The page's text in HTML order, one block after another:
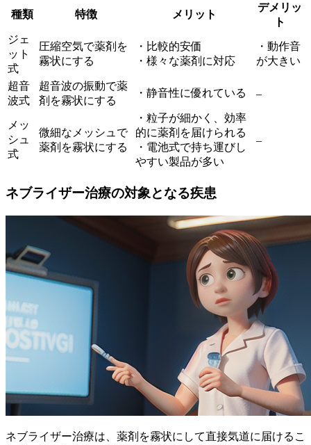
種類 特徴 メリット
デメリッ
ト
ジェ
ット
式
圧縮空気で薬剤を
霧状にする
・比較的安価
・様々な薬剤に対応
・動作音
が大きい
超音
波式
超音波の振動で薬
剤を霧状にする
・静音性に優れている –
メッ
シュ
式
微細なメッシュで
薬剤を霧状にする
・粒子が細かく、効率
的に薬剤を届けられる
・電池式で持ち運びし
やすい製品が多い
–
ネブライザー治療の対象となる疾患
ネブライザー治療は、薬剤を霧状にして直接気道に届けるこ